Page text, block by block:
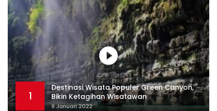
1
Destinasi Wisata Populer Green Canyon,
Bikin Ketagihan Wisatawan
9 Januari 2022